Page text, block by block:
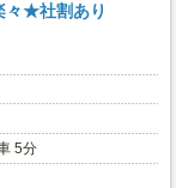
々★社割あり
5分